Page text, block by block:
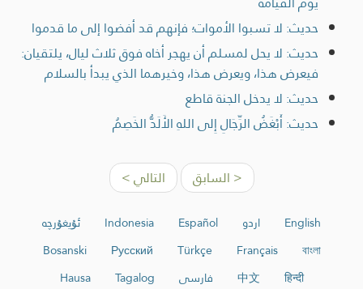
حديث: لا تسبوا الأموات؛ فإنهم قد أفضوا إلى ما قدموا
حديث: لا يحل لمسلم أن يهجر أخاه فوق ثلاث ليال، يلتقيان:
فيعرض هذا، ويعرض هذا، وخيرهما الذي يبدأ بالسلام
حديث: لا يدخل الجنة قاطع
حديث: أَبْغَضُ الرِّجَالِ إِلى اللهِ الأَلَدُّ الخَصِمُ
< السابق التالي >
English اردو Español
Indonesia
ئۇيغۇرچە
বাংলা
Français
Türkçe
Русский
Bosanski
हिन्दी
中文 فارسی Tagalog
Hausa